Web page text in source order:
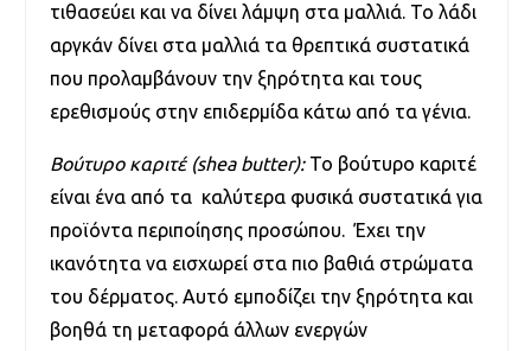
τιθασεύει και να δίνει λάμψη στα μαλλιά. Το λάδι
αργκάν δίνει στα μαλλιά τα θρεπτικά συστατικά
που προλαμβάνουν την ξηρότητα και τους
ερεθισμούς στην επιδερμίδα κάτω από τα γένια.
Βούτυρο καριτέ (shea butter): Το βούτυρο καριτέ
είναι ένα από τα καλύτερα φυσικά συστατικά για
προϊόντα περιποίησης προσώπου. Έχει την
ικανότητα να εισχωρεί στα πιο βαθιά στρώματα
του δέρματος. Αυτό εμποδίζει την ξηρότητα και
βοηθά τη μεταφορά άλλων ενεργών